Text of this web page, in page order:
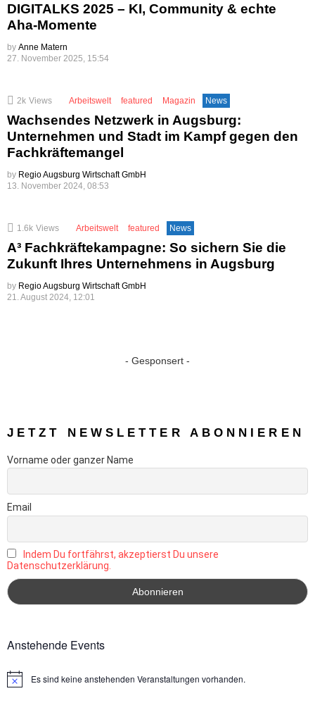
DIGITALKS 2025 – KI, Community & echte
Aha-Momente
by Anne Matern
27. November 2025, 15:54
2k Views Arbeitswelt featured Magazin News
Wachsendes Netzwerk in Augsburg:
Unternehmen und Stadt im Kampf gegen den
Fachkräftemangel
by Regio Augsburg Wirtschaft GmbH
13. November 2024, 08:53
1.6k Views Arbeitswelt featured News
A³ Fachkräftekampagne: So sichern Sie die
Zukunft Ihres Unternehmens in Augsburg
by Regio Augsburg Wirtschaft GmbH
21. August 2024, 12:01
- Gesponsert -
JETZT NEWSLETTER ABONNIEREN
Vorname oder ganzer Name
Email
Indem Du fortfährst, akzeptierst Du unsere
Datenschutzerklärung.
Anstehende Events
HinweisEs sind keine anstehenden Veranstaltungen vorhanden.